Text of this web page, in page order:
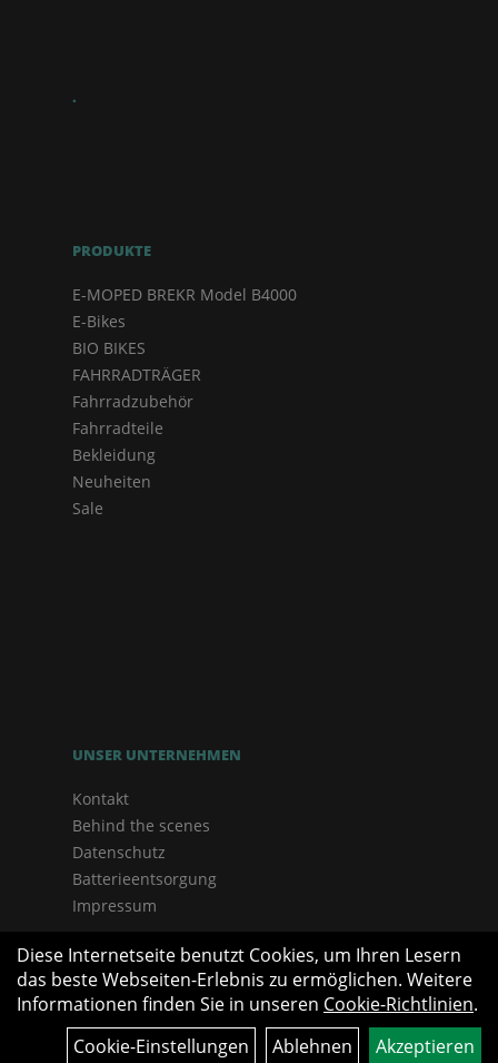
.
PRODUKTE
E-MOPED BREKR Model B4000
E-Bikes
BIO BIKES
FAHRRADTRÄGER
Fahrradzubehör
Fahrradteile
Bekleidung
Neuheiten
Sale
UNSER UNTERNEHMEN
Kontakt
Behind the scenes
Datenschutz
Batterieentsorgung
Impressum
Diese Internetseite benutzt Cookies, um Ihren Lesern
das beste Webseiten-Erlebnis zu ermöglichen. Weitere
Informationen finden Sie in unseren Cookie-Richtlinien.
Cookie-Einstellungen
Ablehnen Akzeptieren